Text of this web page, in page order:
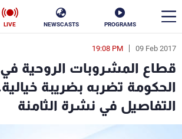
PROGRAMS
NEWSCASTS
LIVE
09 Feb 2017
19:08 PM
قطاع المشروبات الروحية
الحكومة تضربه بضريبة
التفاصيل في نشرة الثامنة
en
الأخبار
سياسة ناس